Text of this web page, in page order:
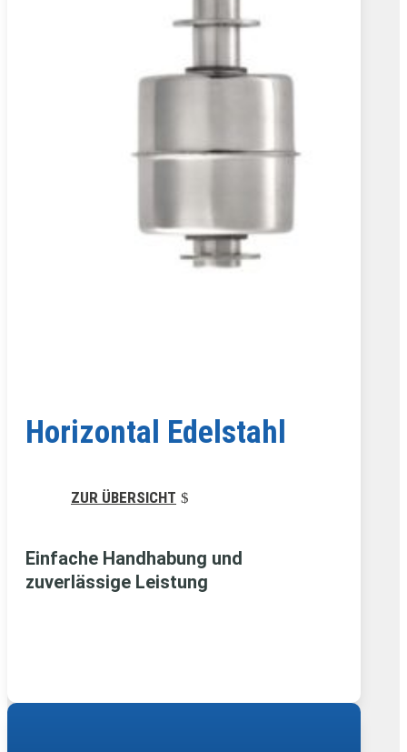
Horizontal Edelstahl
ZUR ÜBERSICHT
Einfache Handhabung und
zuverlässige Leistung